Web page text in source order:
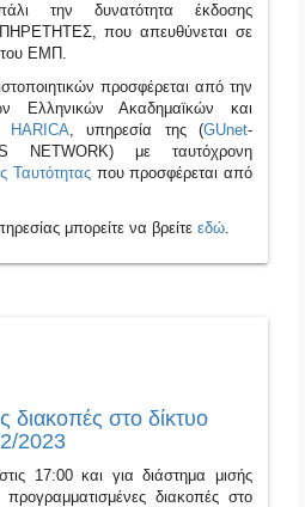
την δυνατότητα έκδοσης
που απευθύνεται σε
του ΕΜΠ.
προσφέρεται από την
Ελληνικών Ακαδημαϊκών και
HARICA, υπηρεσία της (GUnet-
NETWORK) με ταυτόχρονη
Ταυτότητας που προσφέρεται από
μπορείτε να βρείτε εδώ.
διακοπές στο δίκτυο
2023
17:00 και για διάστημα μισής
διακοπές στο